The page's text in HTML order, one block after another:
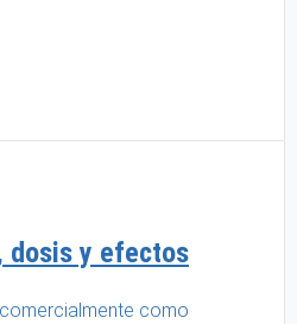
dosis y efectos
como